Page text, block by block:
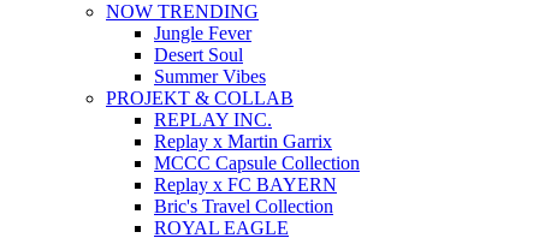
NOW TRENDING
Jungle Fever
Desert Soul
Summer Vibes
PROJEKT & COLLAB
REPLAY INC.
Replay x Martin Garrix
MCCC Capsule Collection
Replay x FC BAYERN
Bric's Travel Collection
ROYAL EAGLE